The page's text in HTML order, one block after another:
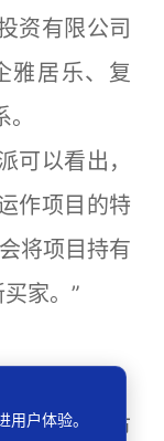
资有限公司
雅居乐、复
以看出，
作项目的特
将项目持有
家。”
金热后，
控的中国市
户体验。